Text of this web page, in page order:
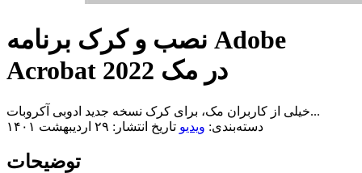
نصب و کرک برنامه Adobe
Acrobat 2022 در مک
خیلی از کاربران مک، برای کرک نسخه جدید ادوبی آکروبات...
دسته‌بندی: ویدیو تاریخ انتشار: ۲۹ اردیبهشت ۱۴۰۱
توضیحات